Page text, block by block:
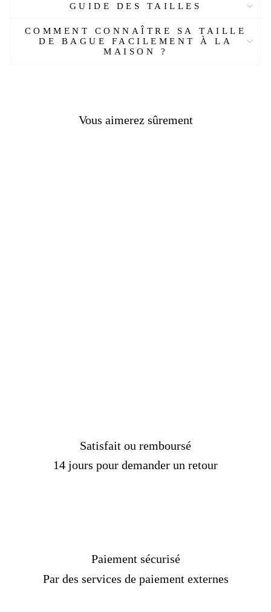
Temps de production :
3 jours
Délais de livraison : 5 à 9 jours
[/Custom Product Tab]
GUIDE DES TAILLES
COMMENT CONNAÎTRE SA TAILLE
DE BAGUE FACILEMENT À LA
MAISON ?
Vous aimerez sûrement
Satisfait ou remboursé
14 jours pour demander un retour
Paiement sécurisé
Par des services de paiement externes